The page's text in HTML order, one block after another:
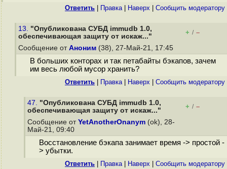
Ответить Правка| Наверх Cообщить модератору
13. "Опубликована СУБД immudb 1.0,
обеспечивающая защиту от искаж..."
+ / –
Сообщение от Аноним (38), 27-Май-21, 17:45
В больших конторах и так петабайты бэкапов, зачем
им весь любой мусор хранить?
Ответить Правка| Наверх Cообщить модератору
47. "Опубликована СУБД immudb 1.0,
обеспечивающая защиту от искаж..."
+ / –
Сообщение от YetAnotherOnanym (ok), 28-
Май-21, 09:40
Восстановление бэкапа занимает время -> простой -
> убытки.
Ответить Правка| Наверх Cообщить модератору